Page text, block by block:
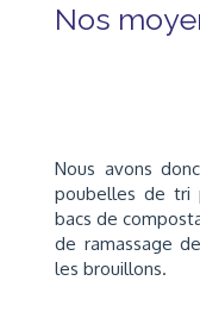
Nos
Nous avons
poubelles de tri
bacs de
de ramassage
les brouillons.